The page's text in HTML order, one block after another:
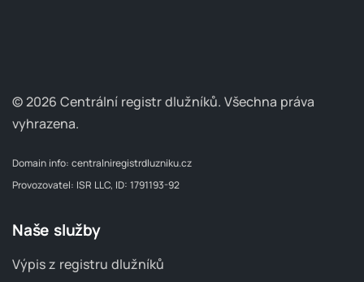
© 2026 Centrální registr dlužníků. Všechna práva
vyhrazena.
Domain info: centralniregistrdluzniku.cz
Provozovatel: ISR LLC, ID: 1791193-92
Naše služby
Výpis z registru dlužníků